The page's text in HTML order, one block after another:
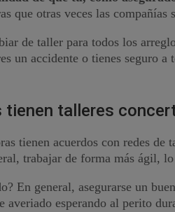
que otras veces las
de taller para todos los
un accidente o tienes seguro
tienen talleres
tienen acuerdos con redes
trabajar de forma más ágil,
En general, asegurarse un
esperando al perito